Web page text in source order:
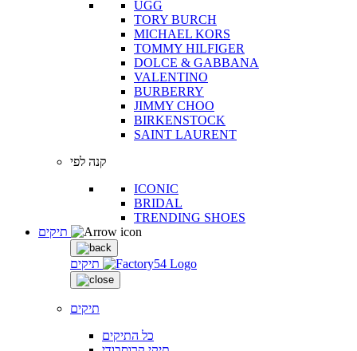
UGG
TORY BURCH
MICHAEL KORS
TOMMY HILFIGER
DOLCE & GABBANA
VALENTINO
BURBERRY
JIMMY CHOO
BIRKENSTOCK
SAINT LAURENT
קנה לפי
ICONIC
BRIDAL
TRENDING SHOES
תיקים
תיקים
כל התיקים